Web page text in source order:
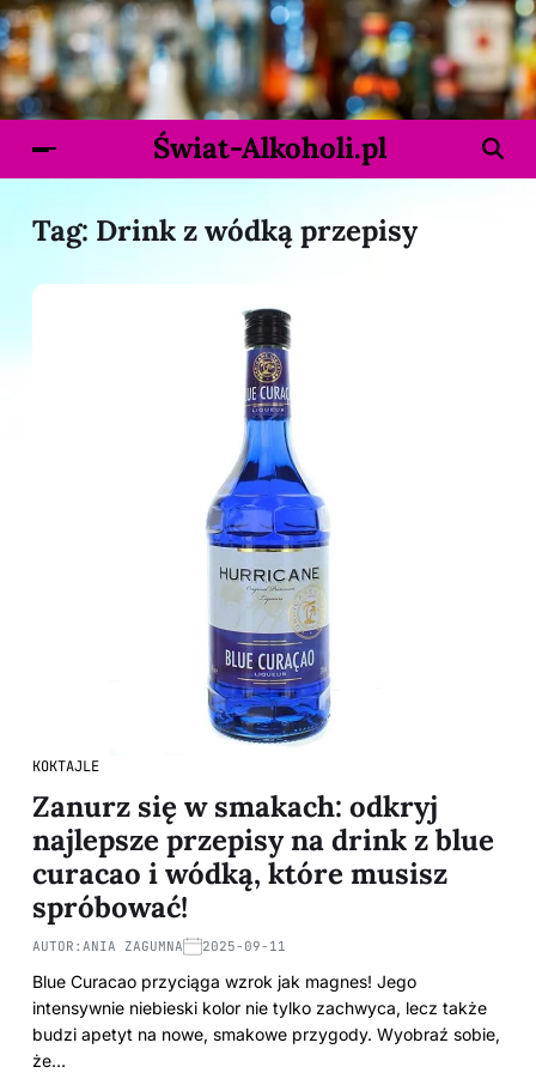
Świat-Alkoholi.pl
Tag: Drink z wódką przepisy
KOKTAJLE
Zanurz się w smakach: odkryj
najlepsze przepisy na drink z blue
curacao i wódką, które musisz
spróbować!
AUTOR: ANIA ZAGUMNA 2025-09-11
Blue Curacao przyciąga wzrok jak magnes! Jego
intensywnie niebieski kolor nie tylko zachwyca, lecz także
budzi apetyt na nowe, smakowe przygody. Wyobraź sobie,
że…